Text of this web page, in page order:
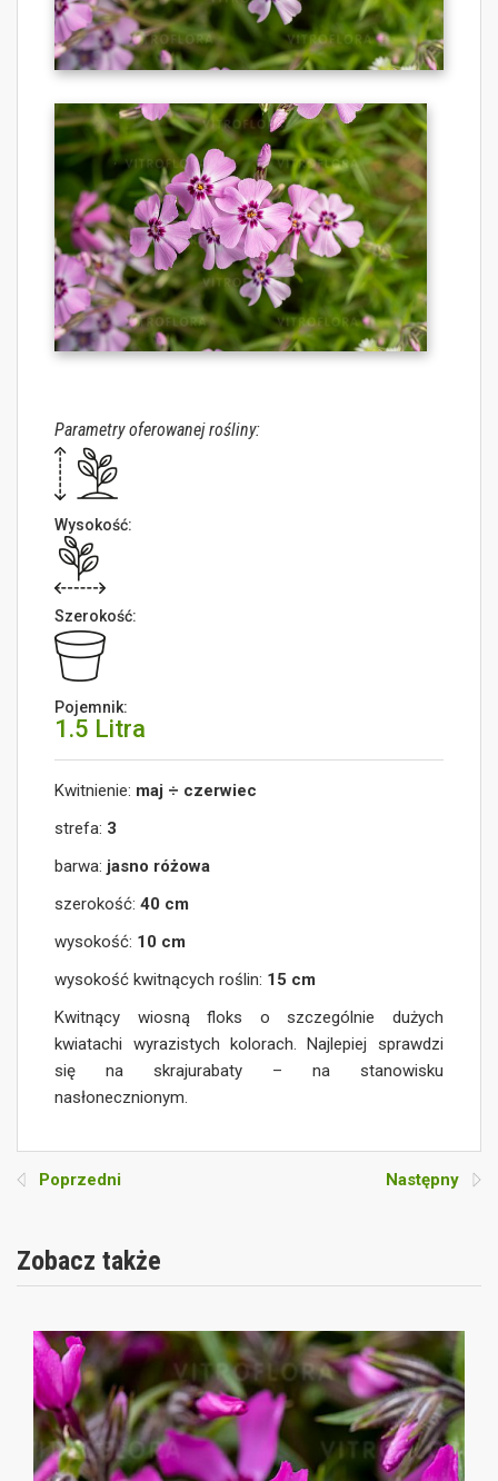
Parametry oferowanej rośliny:
Wysokość:
Szerokość:
Pojemnik:
1.5 Litra
Kwitnienie: maj ÷ czerwiec
strefa: 3
barwa: jasno różowa
szerokość:40 cm
wysokość: 10 cm
wysokość kwitnących roślin: 15 cm
Kwitnący wiosną floks o szczególnie dużych
kwiatachi wyrazistych kolorach. Najlepiej sprawdzi
się na skrajurabaty – na stanowisku
nasłonecznionym.
Poprzedni Następny
Zobacz także